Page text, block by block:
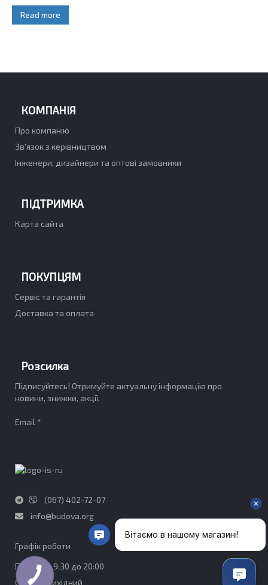
Read more
КОМПАНІЯ
Про компанію
Зв'язок з керівництвом
Інженери, дизайнери та оптові замовники
ПІДТРИМКА
Карта сайта
ПОКУПЦЯМ
Сервіс та гарантія
Доставка та оплата
Розсилка
Підписуйтесь! Отримуйте актуальну інформацію про
новини, знижки, акції.
Email *
(067) 402-72-07
info@budova.org
Графік роботи​
ПН-ПТ - з 9:30 до 20:00
СБ-НД - Вихідний